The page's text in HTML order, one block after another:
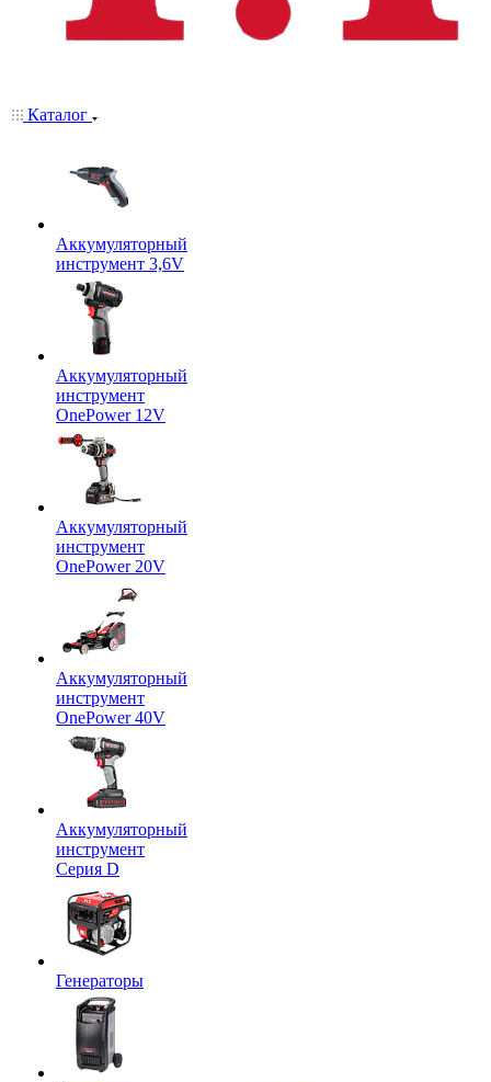
Каталог
Аккумуляторный
инструмент 3,6V
Аккумуляторный
инструмент
OnePower 12V
Аккумуляторный
инструмент
OnePower 20V
Аккумуляторный
инструмент
OnePower 40V
Аккумуляторный
инструмент
Серия D
Генераторы